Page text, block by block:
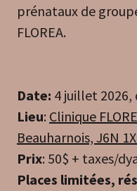
prénataux de
FLOREA.
Date: 4 juillet 2026,
Lieu: Clinique
Beauharnois, J6N
Prix: 50$ + taxes/
Places limitées,